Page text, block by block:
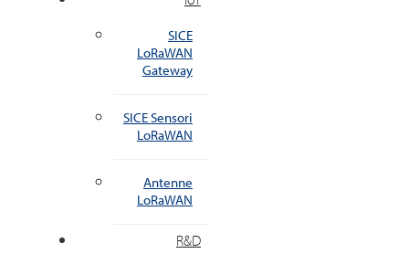
SICE
LoRaWAN
Gateway
SICE Sensori
LoRaWAN
Antenne
LoRaWAN
R&D